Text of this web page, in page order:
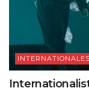
INTERNATIONALES